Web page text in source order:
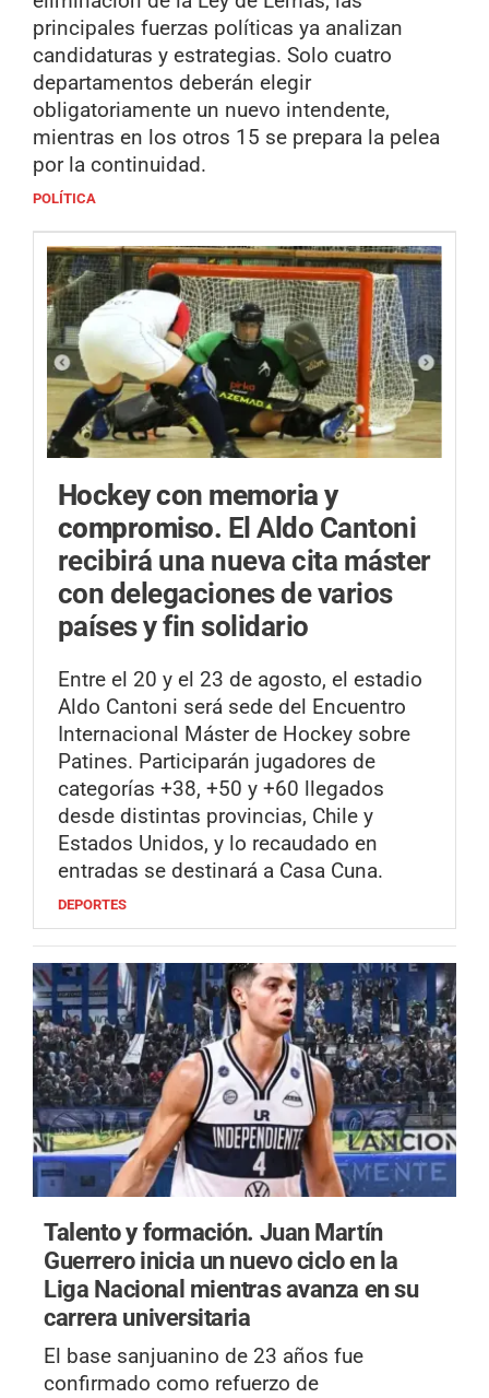
principales fuerzas políticas ya analizan
candidaturas y estrategias. Solo cuatro
departamentos deberán elegir
obligatoriamente un nuevo intendente,
mientras en los otros 15 se prepara la pelea
por la continuidad.
POLÍTICA
Hockey con memoria y
compromiso. El Aldo Cantoni
recibirá una nueva cita máster
con delegaciones de varios
países y fin solidario
Entre el 20 y el 23 de agosto, el estadio
Aldo Cantoni será sede del Encuentro
Internacional Máster de Hockey sobre
Patines. Participarán jugadores de
categorías +38, +50 y +60 llegados
desde distintas provincias, Chile y
Estados Unidos, y lo recaudado en
entradas se destinará a Casa Cuna.
DEPORTES
Talento y formación. Juan Martín
Guerrero inicia un nuevo ciclo en la
Liga Nacional mientras avanza en su
carrera universitaria
El base sanjuanino de 23 años fue
confirmado como refuerzo de